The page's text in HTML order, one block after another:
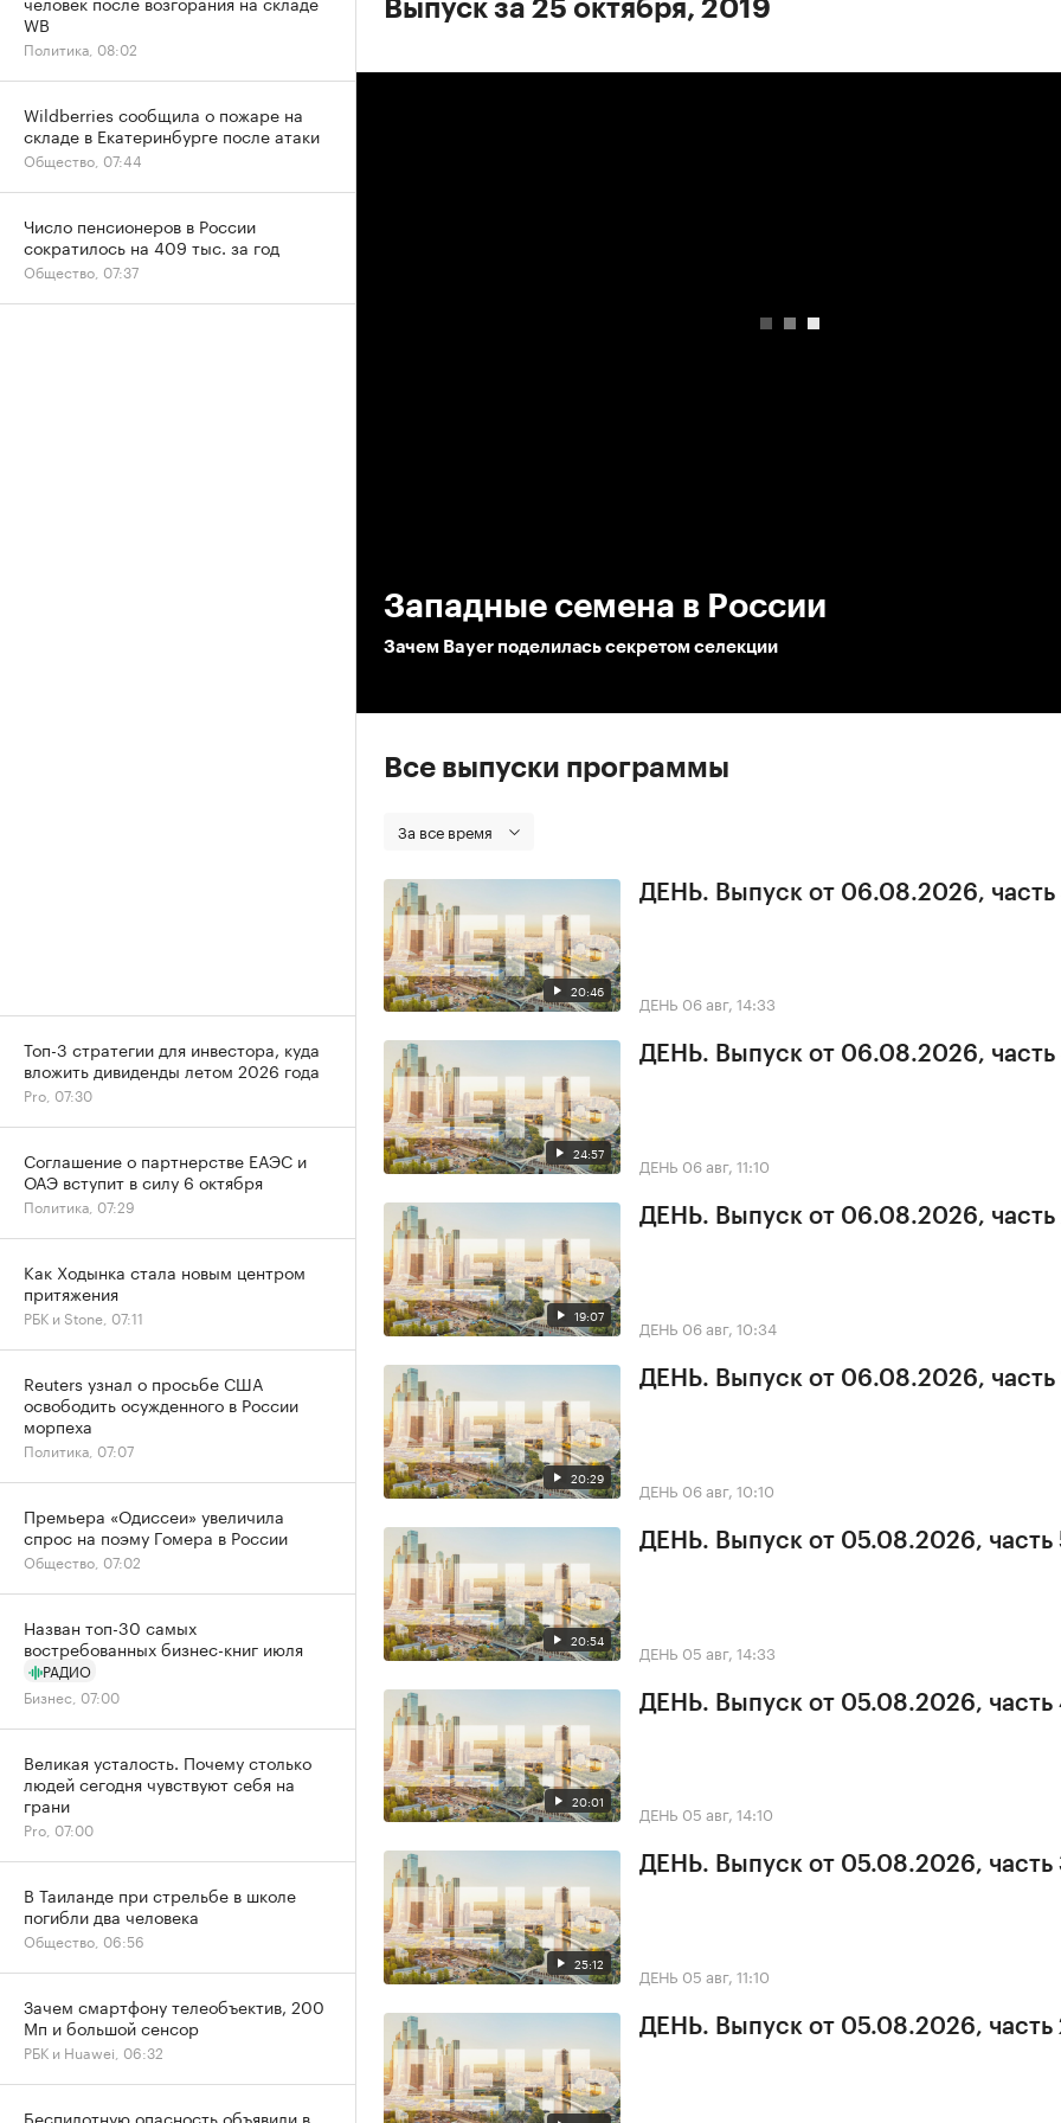
Выпуск за 25 октября, 2019
Западные семена в России
Зачем Bayer поделилась секретом селекции
Все выпуски программы
За все время
20:46
ДЕНЬ. Выпуск от 06.08.2026, часть
ДЕНЬ 06 авг, 14:33
24:57
ДЕНЬ. Выпуск от 06.08.2026, часть
ДЕНЬ 06 авг, 11:10
19:07
ДЕНЬ. Выпуск от 06.08.2026, часть
ДЕНЬ 06 авг, 10:34
20:29
ДЕНЬ. Выпуск от 06.08.2026, часть
ДЕНЬ 06 авг, 10:10
20:54
ДЕНЬ. Выпуск от 05.08.2026, часть
ДЕНЬ 05 авг, 14:33
20:01
ДЕНЬ. Выпуск от 05.08.2026, часть
ДЕНЬ 05 авг, 14:10
25:12
ДЕНЬ. Выпуск от 05.08.2026, часть
ДЕНЬ 05 авг, 11:10
ДЕНЬ. Выпуск от 05.08.2026, часть
WB
Политика, 08:02
Wildberries сообщила о пожаре на
складе в Екатеринбурге после атаки
Общество, 07:44
Число пенсионеров в России
сократилось на 409 тыс. за год
Общество, 07:37
Топ-3 стратегии для инвестора, куда
вложить дивиденды летом 2026 года
Pro, 07:30
Соглашение о партнерстве ЕАЭС и
ОАЭ вступит в силу 6 октября
Политика, 07:29
Как Ходынка стала новым центром
притяжения
РБК и Stone, 07:11
Reuters узнал о просьбе США
освободить осужденного в России
морпеха
Политика, 07:07
Премьера «Одиссеи» увеличила
спрос на поэму Гомера в России
Общество, 07:02
Назван топ-30 самых
востребованных бизнес-книг июля
РАДИО
Бизнес, 07:00
Великая усталость. Почему столько
людей сегодня чувствуют себя на
грани
Pro, 07:00
В Таиланде при стрельбе в школе
погибли два человека
Общество, 06:56
Зачем смартфону телеобъектив, 200
Мп и большой сенсор
РБК и Huawei, 06:32
Беспилотную опасность объявили в